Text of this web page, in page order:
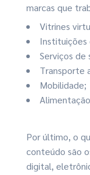
marcas que
Vitrines
Instituições
Serviços de
Transporte
Mobilidade;
Por último, o
conteúdo são
digital,